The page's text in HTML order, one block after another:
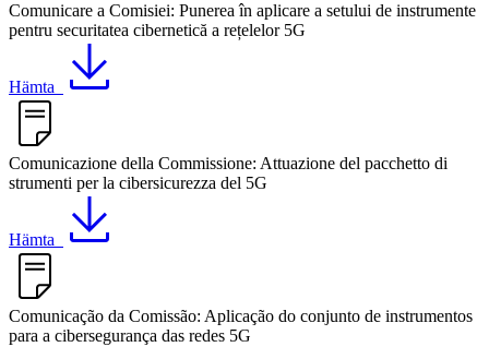
Comunicare a Comisiei: Punerea în aplicare a setului de instrumente
pentru securitatea cibernetică a rețelelor 5G
Hämta
Comunicazione della Commissione: Attuazione del pacchetto di
strumenti per la cibersicurezza del 5G
Hämta
Comunicação da Comissão: Aplicação do conjunto de instrumentos
para a cibersegurança das redes 5G